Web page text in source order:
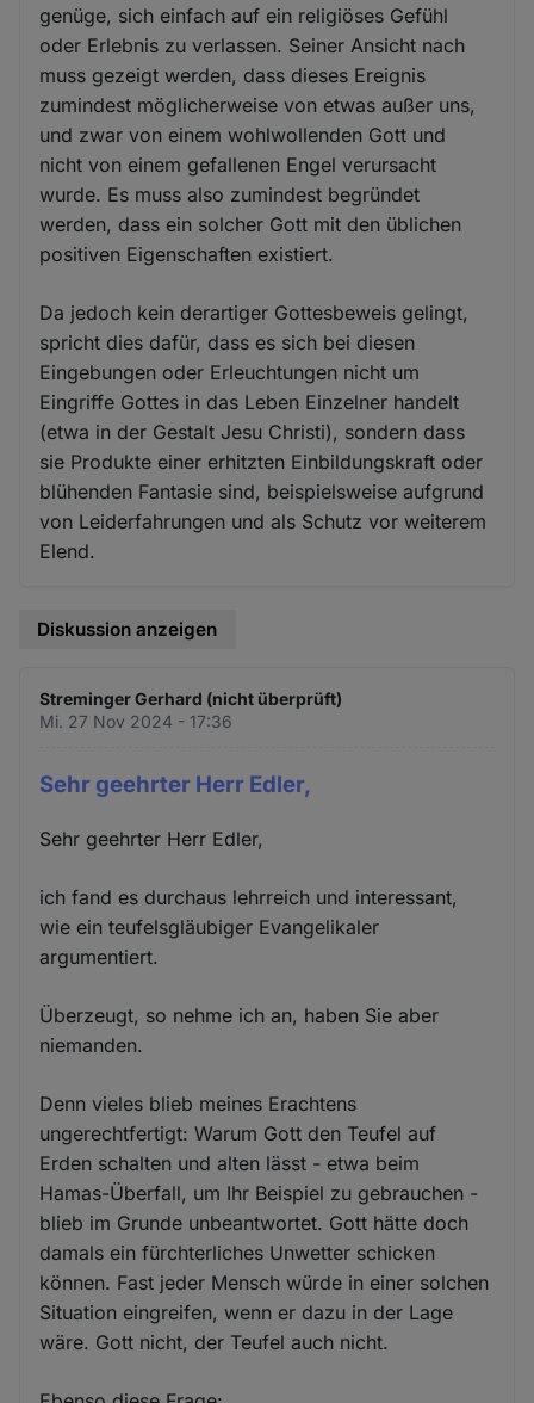
genüge, sich einfach auf ein religiöses Gefühl
oder Erlebnis zu verlassen. Seiner Ansicht nach
muss gezeigt werden, dass dieses Ereignis
zumindest möglicherweise von etwas außer uns,
und zwar von einem wohlwollenden Gott und
nicht von einem gefallenen Engel verursacht
wurde. Es muss also zumindest begründet
werden, dass ein solcher Gott mit den üblichen
positiven Eigenschaften existiert.
Da jedoch kein derartiger Gottesbeweis gelingt,
spricht dies dafür, dass es sich bei diesen
Eingebungen oder Erleuchtungen nicht um
Eingriffe Gottes in das Leben Einzelner handelt
(etwa in der Gestalt Jesu Christi), sondern dass
sie Produkte einer erhitzten Einbildungskraft oder
blühenden Fantasie sind, beispielsweise aufgrund
von Leiderfahrungen und als Schutz vor weiterem
Elend.
Diskussion anzeigen
Streminger Gerhard (nicht überprüft)
Mi. 27 Nov 2024 - 17:36
Sehr geehrter Herr Edler,
Sehr geehrter Herr Edler,
ich fand es durchaus lehrreich und interessant,
wie ein teufelsgläubiger Evangelikaler
argumentiert.
Überzeugt, so nehme ich an, haben Sie aber
niemanden.
Denn vieles blieb meines Erachtens
ungerechtfertigt: Warum Gott den Teufel auf
Erden schalten und alten lässt - etwa beim
Hamas-Überfall, um Ihr Beispiel zu gebrauchen -
blieb im Grunde unbeantwortet. Gott hätte doch
damals ein fürchterliches Unwetter schicken
können. Fast jeder Mensch würde in einer solchen
Situation eingreifen, wenn er dazu in der Lage
wäre. Gott nicht, der Teufel auch nicht.